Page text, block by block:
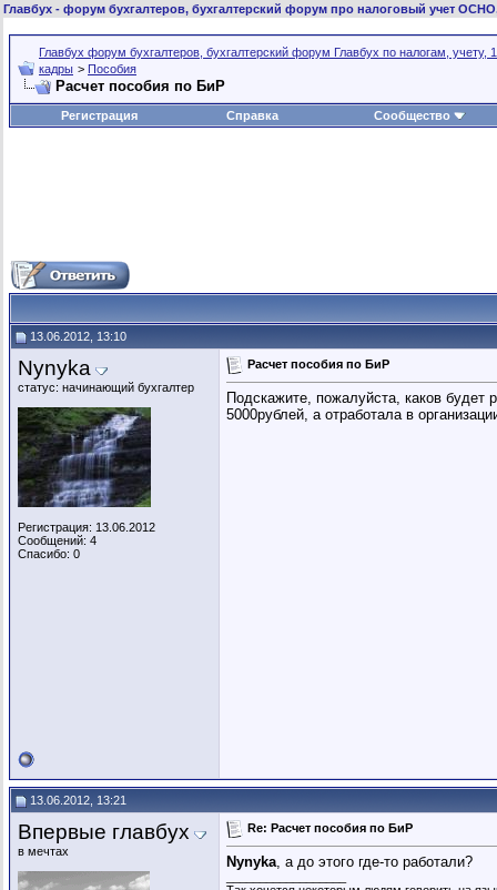
Главбух - форум бухгалтеров, бухгалтерский форум про налоговый учет
Главбух форум бухгалтеров, бухгалтерский форум Главбух по налогам, учету,
кадры > Пособия
Расчет пособия по БиР
Регистрация Справка Сообщество
13.06.2012, 13:10
Nynyka
статус: начинающий бухгалтер
Регистрация: 13.06.2012
Сообщений: 4
Спасибо: 0
Расчет пособия по БиР
Подскажите, пожалуйста, каков будет
5000рублей, а отработала в
13.06.2012, 13:21
Впервые главбух
в мечтах
Re: Расчет пособия по БиР
Nynyka, а до этого где-то работали?